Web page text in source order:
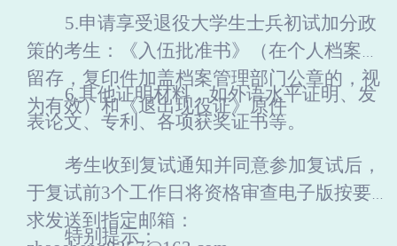
5.申请享受退役大学生士兵初试加分政
策的考生：《入伍批准书》
（在个人档案中
留存，复印件加盖档案管理部门公章的，视
为有效）和《退出现役证》原件
6.其他证明材料，如外语水平证明、发
表论文、专利、各项获奖证书等。
考生收到复试通知并同意参加复试后，
于复试前3个工作日将资格审查电子版按要
求发送到指定邮箱：
特别提示：